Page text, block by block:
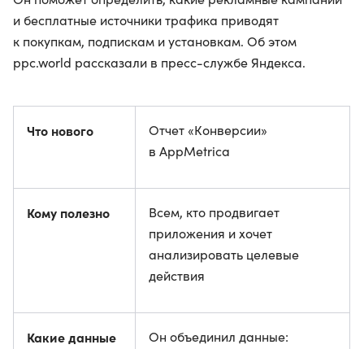
и бесплатные источники трафика приводят
к покупкам, подпискам и установкам. Об этом
ppc.world рассказали в пресс-службе Яндекса.
Что нового
Отчет «Конверсии»
в AppMetrica
Кому полезно
Всем, кто продвигает
приложения и хочет
анализировать целевые
действия
Какие данные
Он объединил данные: